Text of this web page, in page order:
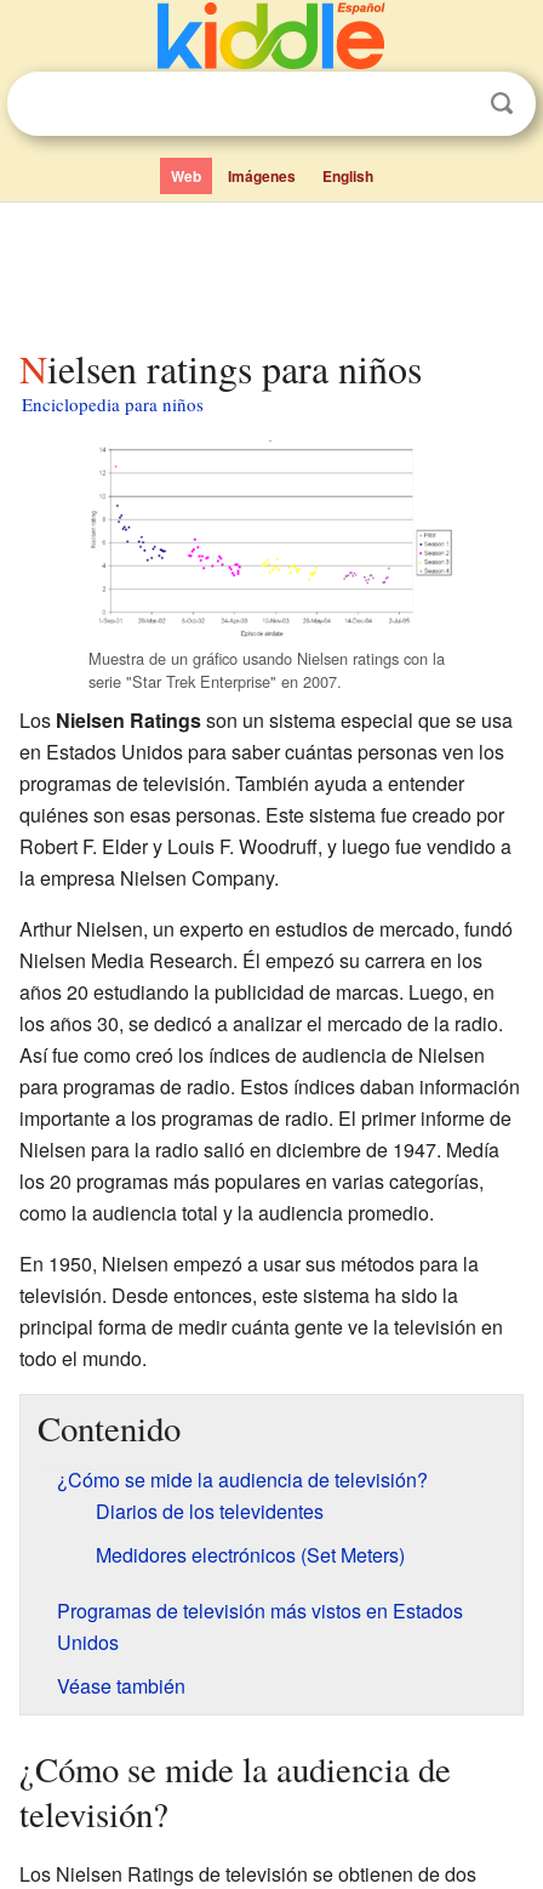
Web Imágenes English
Nielsen ratings para niños
Enciclopedia para niños
Muestra de un gráfico usando Nielsen ratings con la
serie "Star Trek Enterprise" en 2007.
Los Nielsen Ratingsson un sistema especial que se usa
en Estados Unidos para saber cuántas personas ven los
programas de televisión. También ayuda a entender
quiénes son esas personas. Este sistema fue creado por
Robert F. Elder y Louis F. Woodruff, y luego fue vendido a
la empresa Nielsen Company.
Arthur Nielsen, un experto en estudios de mercado, fundó
Nielsen Media Research. Él empezó su carrera en los
años 20 estudiando la publicidad de marcas. Luego, en
los años 30, se dedicó a analizar el mercado de la radio.
Así fue como creó los índices de audiencia de Nielsen
para programas de radio. Estos índices daban información
importante a los programas de radio. El primer informe de
Nielsen para la radio salió en diciembre de 1947. Medía
los 20 programas más populares en varias categorías,
como la audiencia total y la audiencia promedio.
En 1950, Nielsen empezó a usar sus métodos para la
televisión. Desde entonces, este sistema ha sido la
principal forma de medir cuánta gente ve la televisión en
todo el mundo.
Contenido
¿Cómo se mide la audiencia de televisión?
Diarios de los televidentes
Medidores electrónicos (Set Meters)
Programas de televisión más vistos en Estados
Unidos
Véase también
¿Cómo se mide la audiencia de
televisión?
Los Nielsen Ratings de televisión se obtienen de dos